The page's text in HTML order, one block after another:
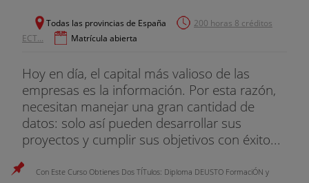
Todas las provincias de España
200 horas 8 créditos
ECT...
Matrícula abierta
Hoy en día, el capital más valioso de las
empresas es la información. Por esta razón,
necesitan manejar una gran cantidad de
datos: solo así pueden desarrollar sus
proyectos y cumplir sus objetivos con éxito...
Con Este Curso Obtienes Dos TÍTulos: Diploma DEUSTO FormaciÓN y